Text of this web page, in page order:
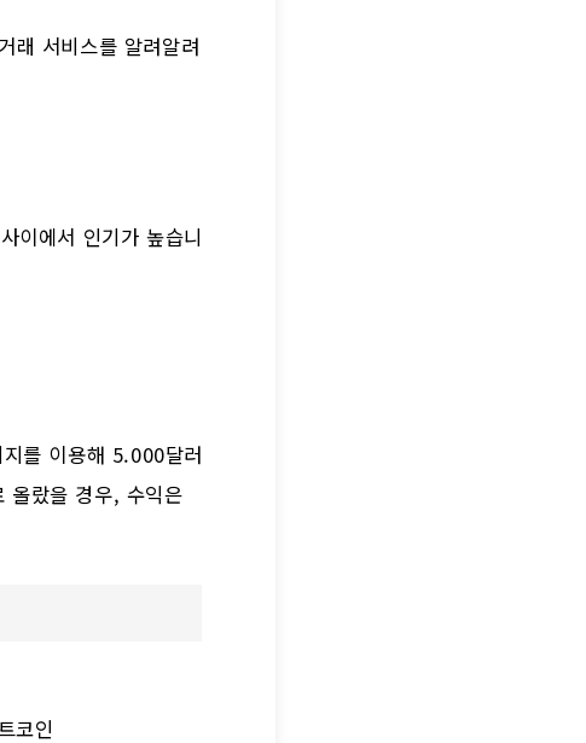
래 서비스를 알려알려
이에서 인기가 높습니
를 이용해 5.000달러
올랐을 경우, 수익은
코인